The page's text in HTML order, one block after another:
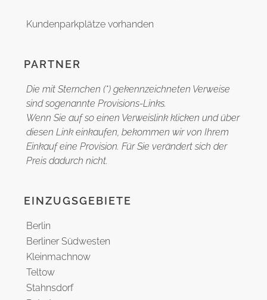
Kundenparkplätze vorhanden
PARTNER
Die mit Sternchen (*) gekennzeichneten Verweise
sind sogenannte Provisions-Links.
Wenn Sie auf so einen Verweislink klicken und über
diesen Link einkaufen, bekommen wir von Ihrem
Einkauf eine Provision. Für Sie verändert sich der
Preis dadurch nicht.
EINZUGSGEBIETE
Berlin
Berliner Südwesten
Kleinmachnow
Teltow
Stahnsdorf